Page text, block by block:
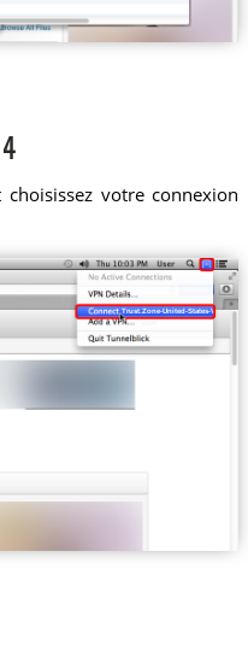
votre connexion
Trust.Zone-United-States-Virginia